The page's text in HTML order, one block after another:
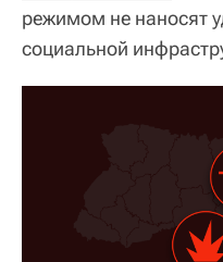
режимом не наносят
социальной